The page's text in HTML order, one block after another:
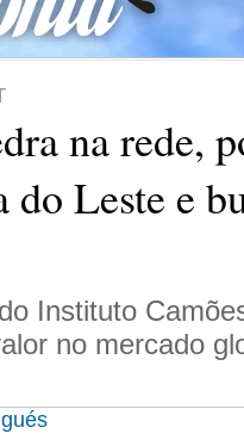
na rede,
Leste e
Instituto
no mercado